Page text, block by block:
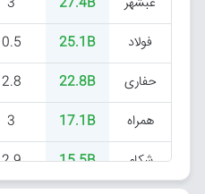
فولاد
25.1B
0.5
حفاری
22.8B
2.8
همراه
17.1B
3
شکام
15.5B
2.9